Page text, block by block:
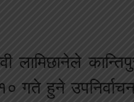
लामिछानेले
हुने